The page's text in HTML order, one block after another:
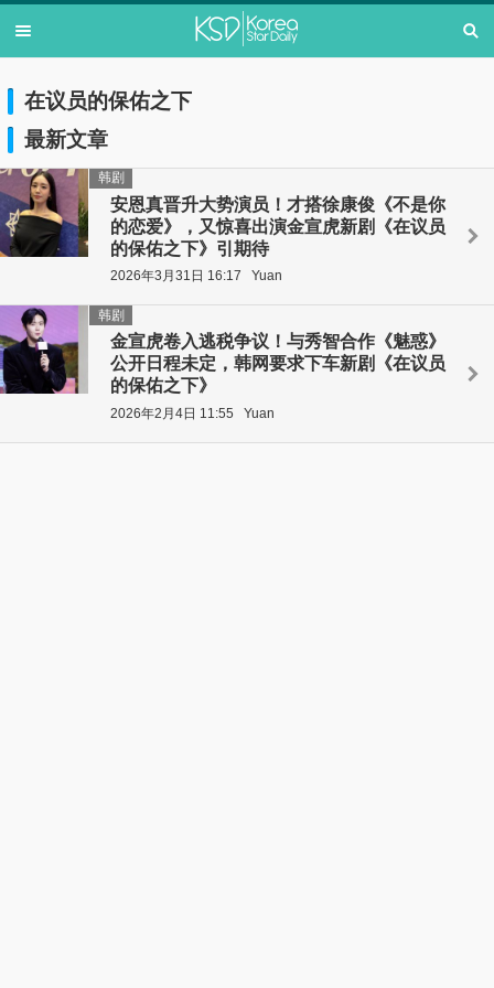
在议员的保佑之下
最新文章
安恩真晋升大势演员！才搭徐康俊《不是你
的恋爱》，又惊喜出演金宣虎新剧《在议员
的保佑之下》引期待
韩剧
2026年3月31日 16:17 Yuan
金宣虎卷入逃税争议！与秀智合作《魅惑》
公开日程未定，韩网要求下车新剧《在议员
的保佑之下》
韩剧
2026年2月4日 11:55 Yuan